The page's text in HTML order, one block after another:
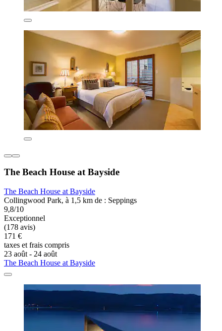
The Beach House at Bayside
The Beach House at Bayside
Collingwood Park, à 1,5 km de : Seppings
9,8/10
Exceptionnel
(178 avis)
171 €
taxes et frais compris
23 août - 24 août
The Beach House at Bayside